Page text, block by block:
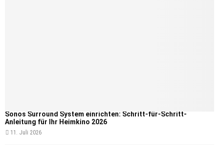
Sonos Surround System einrichten: Schritt-für-Schritt-
Anleitung für Ihr Heimkino 2026
11. Juli 2026